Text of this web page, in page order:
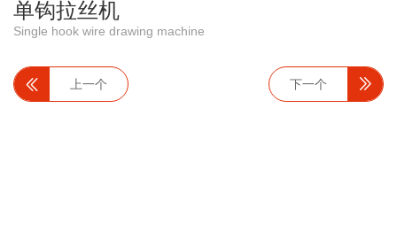
单钩拉丝机
Single hook wire drawing machine
上一个 下一个